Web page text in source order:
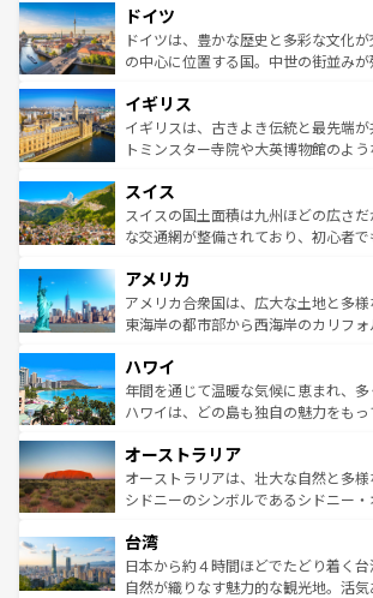
せる。地方によって風土や気候が異な
性で訪れる人を魅了
ンテンツ一覧を参照してほしい。
で、幅広い魅力が詰まっている。華麗
聖堂、美しいビーチ、そして豊かな
から魅了する。また、フランスは美
いる。シャンパンの発祥地であるラン
香り高いラベンダー畑など、多彩な
らに、パリ以外の地域にも魅力が溢
れる地方に足を運ぶとそれぞれで全く
きるだろう。 なお、新着のフラン
を参照してほしい。
ドイツ
ドイツは、豊かな歴史と多彩な文化
の中心に位置する国。中世の街並み
顔を持つこの国は、どこを歩いても飽
ルリンの文化的活気、バイエルン州
してライン川沿いのワイン畑といっ
は、お酒好きな人にはぜひ体験してほしい。 なお
ドイツ情報はコンテンツ一覧を参照
イギリス
イギリスは、古きよき伝統と最先端
トミンスター寺院や大英博物館のよ
リアごとに異なる魅力がある。また、
ティー、ビール好きにはたまらない
戦など、本場だからこそできる体験
ンツ一覧を参照してほしい。
スイス
スイスの国土面積は九州ほどの広さ
な交通網が整備されており、初心者
の建物がそのまま残る町や、スイスな
博物館もあり、アルプス観光だけでな
ことができる。国民の所得が高いた
ば市内交通費無料で観光を楽しむこともでき
着のスイス情報はコンテンツ一覧 を
アメリカ
アメリカ合衆国は、広大な土地と多様
東海岸の都市部から西海岸のカリフ
のような巨大都市は、観光、ショッピ
ンメントが詰まった刺激的なスポッ
西部には大自然が広がり、グランド
部のニューオーリンズでは、音楽と美
文化が魅力。旅行者はアメリカの各地
しみながら、その多様性と豊かな歴
ならではの贅沢な旅のスタイルだ。 なお、新着のアメリカ
情報はコンテンツ一覧を参照してほし
ハワイ
年間を通じて温暖な気候に恵まれ、
ハワイは、どの島も独自の魅力をも
ワイ島は見逃せない。また、定番の観
島だが、静かな自然を求めるならマウ
おすすめ。エメラルドグリーンに輝
れるおもてなしの心で訪れる人々を迎
人々、おいしいローカルフードやハ
ク、伝統的なフラダンスなど、すべ
オーストラリア
オーストラリアは、壮大な自然と多様
シドニーのシンボルであるシドニー
リアリーフや大陸中央部にそびえるウ
ク）、タスマニアの美しい原生林や
ど、見どころがたくさん。また、カ
台湾
日本から約４時間ほどでたどり着く
自然が織りなす魅力的な観光地。活